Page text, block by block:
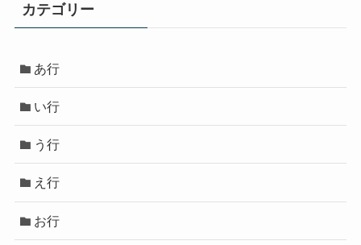
カテゴリー
あ行
い行
う行
え行
お行